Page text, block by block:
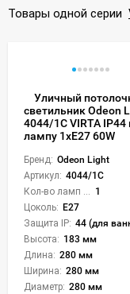
Товары одной серии
Уличный
светильник Odeon
4044/1C VIRTA IP44
лампу 1xE27 60W
Бренд: Odeon Light
Артикул: 4044/1C
Кол-во ламп или LED: 1
Цоколь: E27
Защита IP: 44 (для
Высота: 183 мм
Длина: 280 мм
Ширина: 280 мм
Диаметр: 280 мм